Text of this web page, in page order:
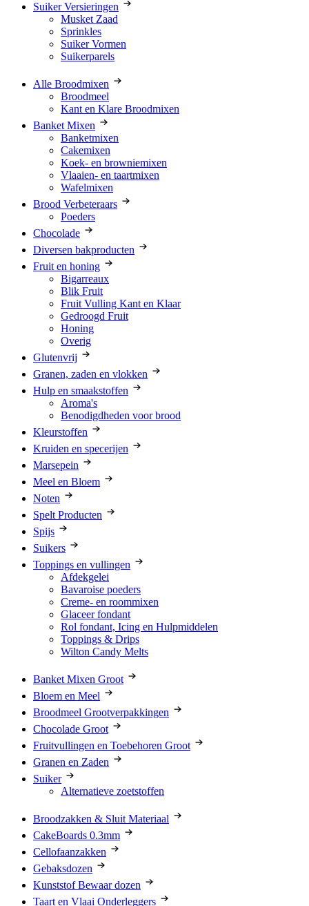
Suiker Versieringen
Musket Zaad
Sprinkles
Suiker Vormen
Suikerparels
Alle Broodmixen
Broodmeel
Kant en Klare Broodmixen
Banket Mixen
Banketmixen
Cakemixen
Koek- en browniemixen
Vlaaien- en taartmixen
Wafelmixen
Brood Verbeteraars
Poeders
Chocolade
Diversen bakproducten
Fruit en honing
Bigarreaux
Blik Fruit
Fruit Vulling Kant en Klaar
Gedroogd Fruit
Honing
Overig
Glutenvrij
Granen, zaden en vlokken
Hulp en smaakstoffen
Aroma's
Benodigdheden voor brood
Kleurstoffen
Kruiden en specerijen
Marsepein
Meel en Bloem
Noten
Spelt Producten
Spijs
Suikers
Toppings en vullingen
Afdekgelei
Bavaroise poeders
Creme- en roommixen
Glaceer fondant
Rol fondant, Icing en Hulpmiddelen
Toppings & Drips
Wilton Candy Melts
Banket Mixen Groot
Bloem en Meel
Broodmeel Grootverpakkingen
Chocolade Groot
Fruitvullingen en Toebehoren Groot
Granen en Zaden
Suiker
Alternatieve zoetstoffen
Broodzakken & Sluit Materiaal
CakeBoards 0.3mm
Cellofaanzakken
Gebaksdozen
Kunststof Bewaar dozen
Taart en Vlaai Onderleggers